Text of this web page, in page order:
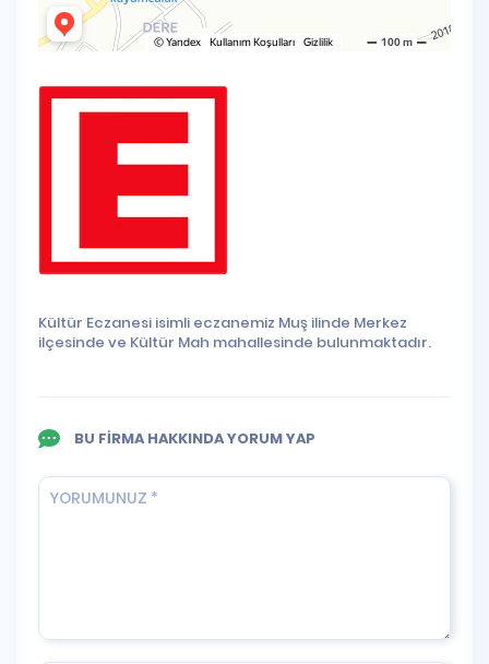
Kültür Eczanesi isimli eczanemiz Muş ilinde Merkez
ilçesinde ve Kültür Mah mahallesinde bulunmaktadır.
BU FİRMA HAKKINDA YORUM YAP